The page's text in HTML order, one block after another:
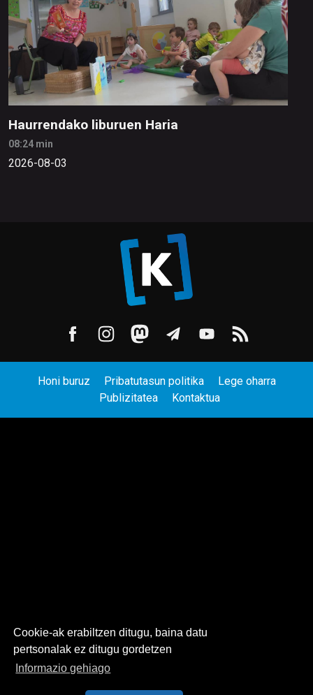
Cookie-ak erabiltzen ditugu, baina datu
pertsonalak ez ditugu gordetzen
Informazio gehiago
Haurrendako liburuen Haria
08:24 min
2026-08-03
Honi buruz Pribatutasun politika
Lege oharra
Publizitatea
Kontaktua